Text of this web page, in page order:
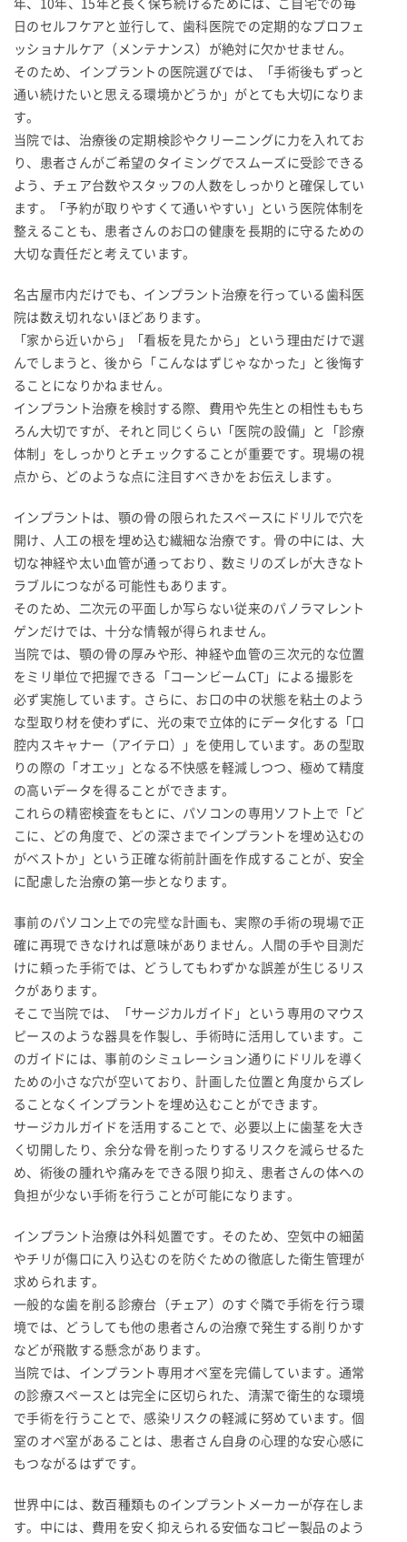
年、10年、15年と長く保ち続けるためには、ご自宅での毎
日のセルフケアと並行して、歯科医院での定期的なプロフェ
ッショナルケア（メンテナンス）が絶対に欠かせません。
そのため、インプラントの医院選びでは、「手術後もずっと
通い続けたいと思える環境かどうか」がとても大切になりま
す。
当院では、治療後の定期検診やクリーニングに力を入れてお
り、患者さんがご希望のタイミングでスムーズに受診できる
よう、チェア台数やスタッフの人数をしっかりと確保してい
ます。「予約が取りやすくて通いやすい」という医院体制を
整えることも、患者さんのお口の健康を長期的に守るための
大切な責任だと考えています。
名古屋市内だけでも、インプラント治療を行っている歯科医
院は数え切れないほどあります。
「家から近いから」「看板を見たから」という理由だけで選
んでしまうと、後から「こんなはずじゃなかった」と後悔す
ることになりかねません。
インプラント治療を検討する際、費用や先生との相性ももち
ろん大切ですが、それと同じくらい「医院の設備」と「診療
体制」をしっかりとチェックすることが重要です。現場の視
点から、どのような点に注目すべきかをお伝えします。
インプラントは、顎の骨の限られたスペースにドリルで穴を
開け、人工の根を埋め込む繊細な治療です。骨の中には、大
切な神経や太い血管が通っており、数ミリのズレが大きなト
ラブルにつながる可能性もあります。
そのため、二次元の平面しか写らない従来のパノラマレント
ゲンだけでは、十分な情報が得られません。
当院では、顎の骨の厚みや形、神経や血管の三次元的な位置
をミリ単位で把握できる「コーンビームCT」による撮影を
必ず実施しています。さらに、お口の中の状態を粘土のよう
な型取り材を使わずに、光の束で立体的にデータ化する「口
腔内スキャナー（アイテロ）」を使用しています。あの型取
りの際の「オエッ」となる不快感を軽減しつつ、極めて精度
の高いデータを得ることができます。
これらの精密検査をもとに、パソコンの専用ソフト上で「ど
こに、どの角度で、どの深さまでインプラントを埋め込むの
がベストか」という正確な術前計画を作成することが、安全
に配慮した治療の第一歩となります。
事前のパソコン上での完璧な計画も、実際の手術の現場で正
確に再現できなければ意味がありません。人間の手や目測だ
けに頼った手術では、どうしてもわずかな誤差が生じるリス
クがあります。
そこで当院では、「サージカルガイド」という専用のマウス
ピースのような器具を作製し、手術時に活用しています。こ
のガイドには、事前のシミュレーション通りにドリルを導く
ための小さな穴が空いており、計画した位置と角度からズレ
ることなくインプラントを埋め込むことができます。
サージカルガイドを活用することで、必要以上に歯茎を大き
く切開したり、余分な骨を削ったりするリスクを減らせるた
め、術後の腫れや痛みをできる限り抑え、患者さんの体への
負担が少ない手術を行うことが可能になります。
インプラント治療は外科処置です。そのため、空気中の細菌
やチリが傷口に入り込むのを防ぐための徹底した衛生管理が
求められます。
一般的な歯を削る診療台（チェア）のすぐ隣で手術を行う環
境では、どうしても他の患者さんの治療で発生する削りかす
などが飛散する懸念があります。
当院では、インプラント専用オペ室を完備しています。通常
の診療スペースとは完全に区切られた、清潔で衛生的な環境
で手術を行うことで、感染リスクの軽減に努めています。個
室のオペ室があることは、患者さん自身の心理的な安心感に
もつながるはずです。
世界中には、数百種類ものインプラントメーカーが存在しま
す。中には、費用を安く抑えられる安価なコピー製品のよう